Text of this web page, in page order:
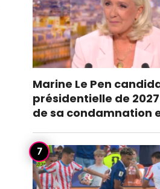
Marine Le Pen
présidentielle de
de sa condamnation